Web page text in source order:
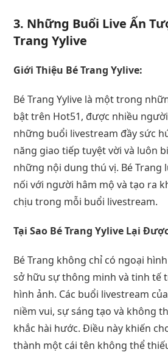
3. Những Buổi Live Ấn
Trang Yylive
Giới Thiệu Bé Trang Yylive:
Bé Trang Yylive là một trong
bật trên Hot51, được nhiều
những buổi livestream đầy sức
năng giao tiếp tuyệt vời và luôn
những nội dung thú vị. Bé Trang
nối với người hâm mộ và tạo ra
chịu trong mỗi buổi livestream.
Tại Sao Bé Trang Yylive Lại
Bé Trang không chỉ có ngoại
sở hữu sự thông minh và tinh tế
hình ảnh. Các buổi livestream
niềm vui, sự sáng tạo và không
khắc hài hước. Điều này khiến
thành một cái tên không thể